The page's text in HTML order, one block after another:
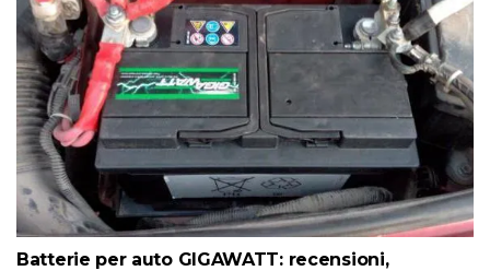
Batterie per auto GIGAWATT: recensioni,